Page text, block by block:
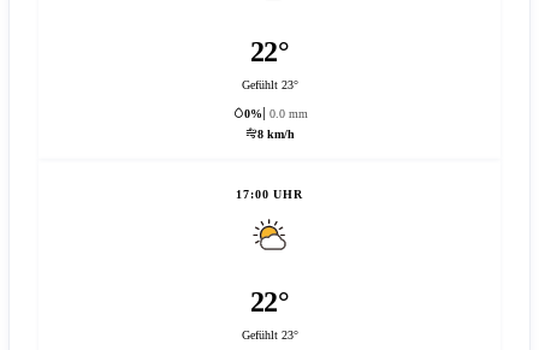
22°
Gefühlt 23°
0%
0.0 mm
8 km/h
17:00 UHR
22°
Gefühlt 23°